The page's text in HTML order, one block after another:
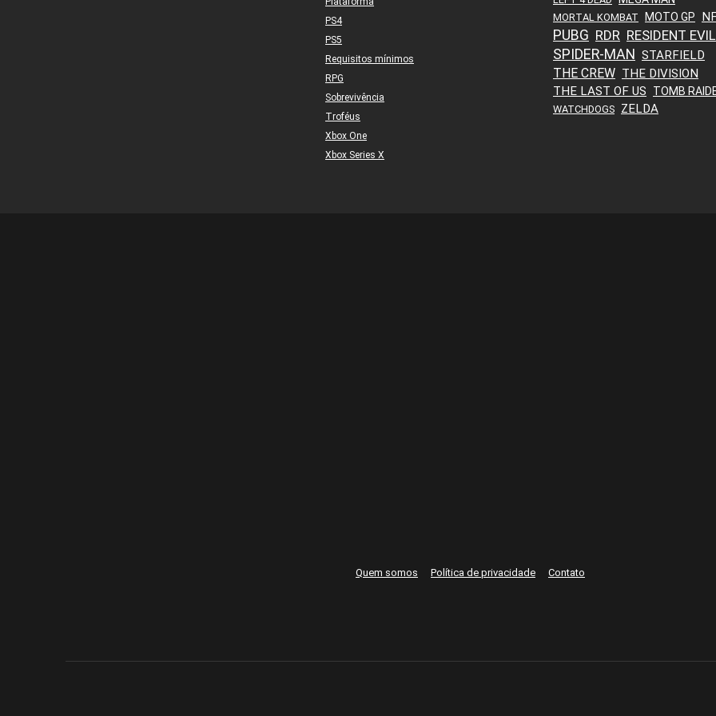
PS4
PS5
Requisitos mínimos
RPG
Sobrevivência
Troféus
Xbox One
Xbox Series X
MORTAL KOMBAT MOTO GP
PUBG RDR RESIDENT EVIL
SPIDER-MAN STARFIELD
THE CREW THE DIVISION
THE LAST OF US
TOMB
WATCHDOGS ZELDA
Quem somos Política de privacidade Contato